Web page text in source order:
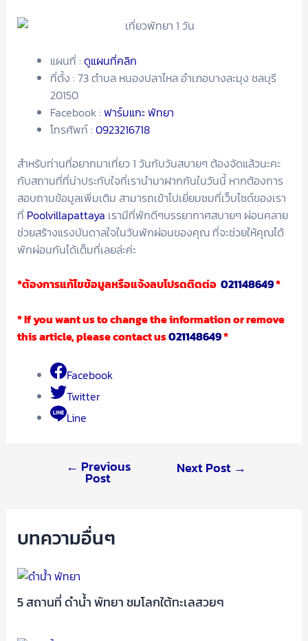
แผนที่ : ดูแผนที่คลิก
ที่ตั้ง : 73 ตำบล หนองปลาไหล อำเภอบางละมุง ชลบุรี
20150
Facebook : ฟาร์มแกะ พัทยา
โทรศัพท์ : 0923216718
สำหรับท่านที่อยากมาเที่ยว 1 วันกับวันสบายๆ ต้องจัดแล้วนะคะ
กับสถานที่ที่น่าประทับใจที่เรานำมาฝากกันในวันนี้ หากต้องการ
สอบถามข้อมูลเพิ่มเติม สามารถเข้าไปเยี่ยมชมที่เว็บไซด์ของเรา
ที่ Poolvillapattaya เรามีที่พักดีๆบรรยากาศสบายๆ ผ่อนคลาย
ช่วยสร้างแรงบันดาลใจในวันพักผ่อนของคุณ ที่จะช่วยให้คุณได้
พักผ่อนกันได้เต็มที่เลยล่ะค่ะ
*ต้องการแก้ไขข้อมูลหรือแจ้งลบโปรดติดต่อ 021148649*
* If you want us to change the information or remove
this article, please contact us021148649*
Facebook
Twitter
Line
← Previous
Post
Next Post →
บทความอื่นๆ
5 สถานที่ ดําน้ำ พัทยา ชมโลกใต้ทะเลสวยๆ